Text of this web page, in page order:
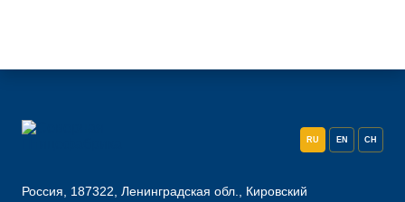
RU EN CH
Россия, 187322, Ленинградская обл., Кировский